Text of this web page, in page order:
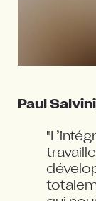
Paul